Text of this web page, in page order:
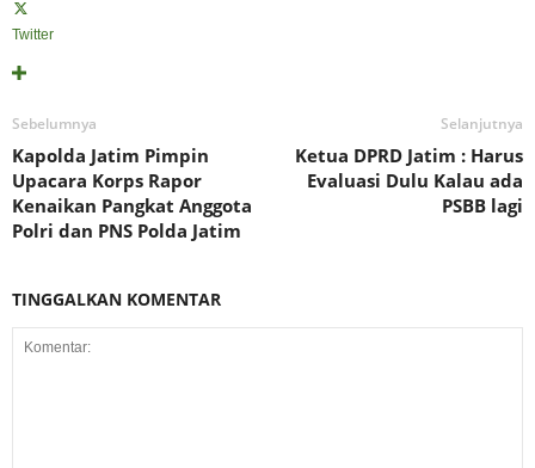
Twitter
Sebelumnya
Kapolda Jatim Pimpin
Upacara Korps Rapor
Kenaikan Pangkat Anggota
Polri dan PNS Polda Jatim
Selanjutnya
Ketua DPRD Jatim : Harus
Evaluasi Dulu Kalau ada
PSBB lagi
TINGGALKAN KOMENTAR